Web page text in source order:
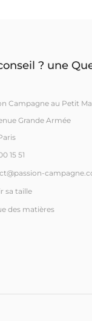
? une
Campagne au Petit
Grande Armée
15 51
sa taille
des matières